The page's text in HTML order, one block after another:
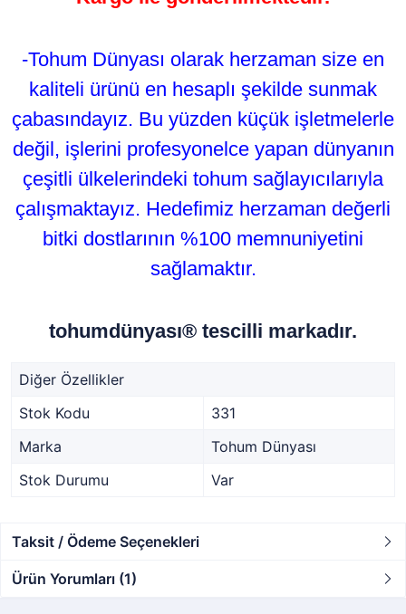
-Tohum Dünyası olarak herzaman size en
kaliteli ürünü en hesaplı şekilde sunmak
çabasındayız. Bu yüzden küçük işletmelerle
değil, işlerini profesyonelce yapan dünyanın
çeşitli ülkelerindeki tohum sağlayıcılarıyla
çalışmaktayız. Hedefimiz herzaman değerli
bitki dostlarının %100 memnuniyetini
sağlamaktır.
tohumdünyası® tescilli markadır.
Diğer Özellikler
Stok Kodu
331
Marka
Tohum Dünyası
Stok Durumu
Var
Taksit / Ödeme Seçenekleri
Ürün Yorumları (1)